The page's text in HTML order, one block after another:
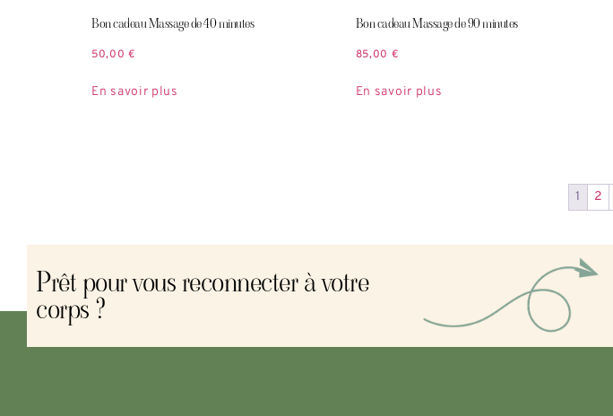
Bon cadeau Massage de 40 minutes
50,00€
En savoir plus
Bon cadeau Massage de 90 minutes
85,00 €
En savoir plus
1 2
Prêt pour vous reconnecter à votre
corps ?